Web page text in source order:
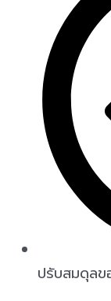
ปรับสมดุลข